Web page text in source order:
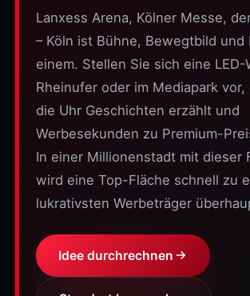
Lanxess Arena, Kölner Messe,
– Köln ist Bühne, Bewegtbild und
einem. Stellen Sie sich eine LED-
Rheinufer oder im Mediapark
die Uhr Geschichten erzählt und
Werbesekunden zu Premium-
In einer Millionenstadt mit dieser
wird eine Top-Fläche schnell zu
lukrativsten Werbeträger
Idee durchrechnen